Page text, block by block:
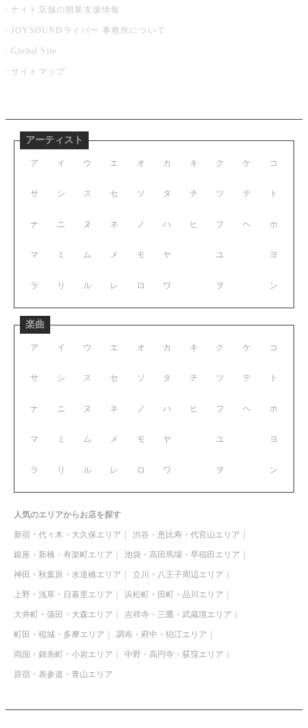
ナイト店舗の開業支援情報
JOYSOUNDライバー 事務所について
Global Site
サイトマップ
アーティスト
ア イ ウ エ オ
サ シ ス セ ソ
ナ ニ ヌ ネ ノ
マ ミ ム メ モ
ラ リ ル レ ロ
カ キ ク ケ コ
タ チ ツ テ ト
ハ ヒ フ ヘ ホ
ヤ ユ ヨ
ワ ヲ ン
楽曲
ア イ ウ エ オ
サ シ ス セ ソ
ナ ニ ヌ ネ ノ
マ ミ ム メ モ
ラ リ ル レ ロ
カ キ ク ケ コ
タ チ ツ テ ト
ハ ヒ フ ヘ ホ
ヤ ユ ヨ
ワ ヲ ン
人気のエリアからお店を探す
新宿・代々木・大久保エリア 渋谷・恵比寿・代官山エリア
銀座・新橋・有楽町エリア 池袋・高田馬場・早稲田エリア
神田・秋葉原・水道橋エリア 立川・八王子周辺エリア
上野・浅草・日暮里エリア 浜松町・田町・品川エリア
大井町・蒲田・大森エリア 吉祥寺・三鷹・武蔵境エリア
町田・稲城・多摩エリア 調布・府中・狛江エリア
両国・錦糸町・小岩エリア 中野・高円寺・荻窪エリア
原宿・表参道・青山エリア